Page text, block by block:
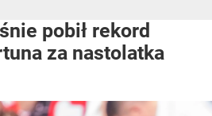
pobił rekord
za nastolatka